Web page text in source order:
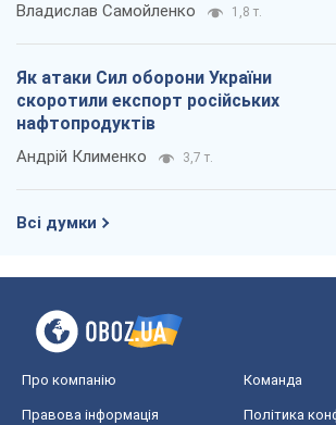
Владислав Самойленко 1,8 т.
Як атаки Сил оборони України
скоротили експорт російських
нафтопродуктів
Андрій Клименко 3,7 т.
Всі думки
Про компанію Команда
Правова інформація Політика